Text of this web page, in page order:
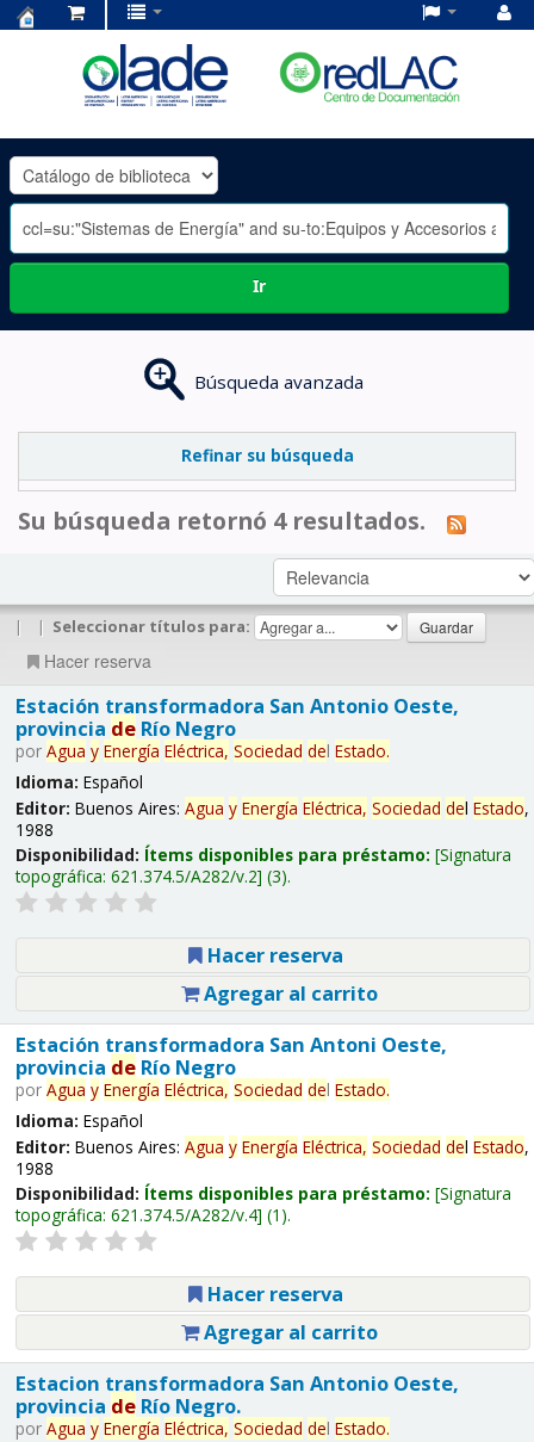
OLADE
-
Ir
Búsqueda avanzada
Refinar su búsqueda
Su búsqueda retornó 4 resultados.
| | Seleccionar títulos para:
Hacer reserva
Estación transformadora San Antonio Oeste,
provincia deRío Negro
por Agua y Energía Eléctrica, Sociedad del Estado.
Idioma: Español
Editor: Buenos Aires: Agua y Energía Eléctrica, Sociedad del Estado,
1988
Disponibilidad: Ítems disponibles para préstamo: Signatura
topográfica: 621.374.5/A282/v.2 (3).
Hacer reserva
Agregar al carrito
Estación transformadora San Antoni Oeste,
provincia deRío Negro
por Agua y Energía Eléctrica, Sociedad del Estado.
Idioma: Español
Editor: Buenos Aires: Agua y Energía Eléctrica, Sociedad del Estado,
1988
Disponibilidad: Ítems disponibles para préstamo: Signatura
topográfica: 621.374.5/A282/v.4 (1).
Hacer reserva
Agregar al carrito
Estacion transformadora San Antonio Oeste,
provincia deRío Negro.
por Agua y Energía Eléctrica, Sociedad del Estado.